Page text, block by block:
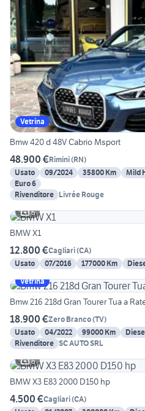
Vetrina
Bmw 420 d 48V Cabrio Msport
48.900 €Rimini(RN)
Usato
09/2024 35800 Km Mild
Euro 6
Rivenditore Livrée Rouge
6
BMW X1
12.800 €Cagliari(CA)
Usato
07/2016 177000 Km
Vetrina
Bmw 216 218d Gran Tourer Tua a
18.900 €Zero Branco(TV)
Usato
04/2022 99000 Km
Rivenditore SC AUTO SRL
6
BMW X3 E83 2000 D150 hp
4.500 €Cagliari(CA)